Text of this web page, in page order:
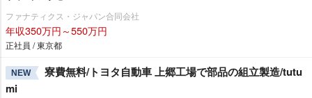
ファナティクス・ジャパン合同会社
年収350万円～550万円
正社員 / 東京都
NEW
寮費無料/トヨタ自動車 上郷工場で部品の組立製造/tutu
mi